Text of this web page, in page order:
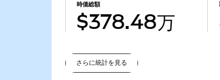
時価総額
$378.48万
さらに統計を見る